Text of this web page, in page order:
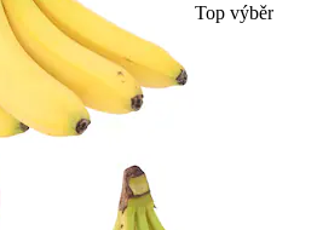
Top výběr